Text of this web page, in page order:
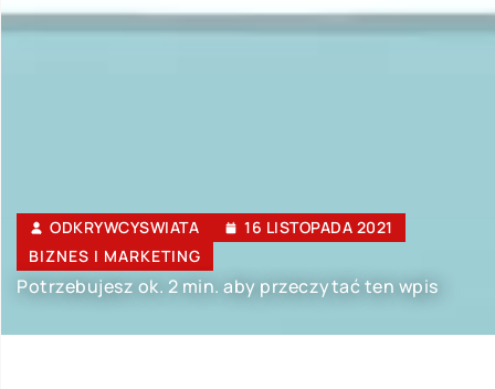
ODKRYWCYSWIATA
16 LISTOPADA 2021
BIZNES I MARKETING
Potrzebujesz ok. 2 min. aby przeczytać ten wpis